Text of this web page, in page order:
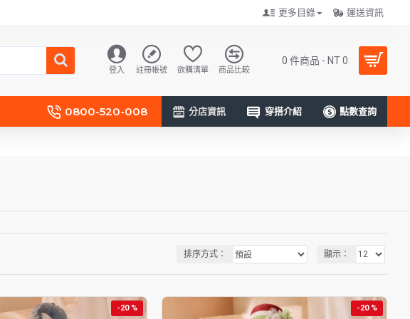
更多目錄 運送資訊
登入 註冊帳號 欲購清單 商品比較
0 件商品 - NT 0
0800-520-008 分店資訊 穿搭介紹 點數查詢
排序方式： 顯示：
-20 % -20 %